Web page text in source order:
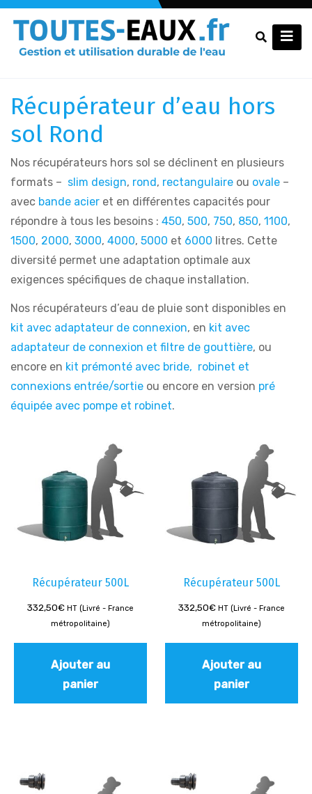
Récupérateur d’eau hors
sol Rond
Nos récupérateurs hors sol se déclinent en plusieurs
formats – slim design, rond, rectangulaire ou ovale –
avec bande acier et en différentes capacités pour
répondre à tous les besoins : 450, 500, 750, 850, 1100,
1500, 2000, 3000, 4000, 5000 et 6000 litres. Cette
diversité permet une adaptation optimale aux
exigences spécifiques de chaque installation.
Nos récupérateurs d’eau de pluie sont disponibles en
kit avec adaptateur de connexion, en kit avec
adaptateur de connexion et filtre de gouttière, ou
encore en kit prémonté avec bride, robinet et
connexions entrée/sortie ou encore en version pré
équipée avec pompe et robinet.
Récupérateur 500L
332,50€ HT (Livré - France
métropolitaine)
Ajouter au
panier
Récupérateur 500L
332,50€ HT (Livré - France
métropolitaine)
Ajouter au
panier